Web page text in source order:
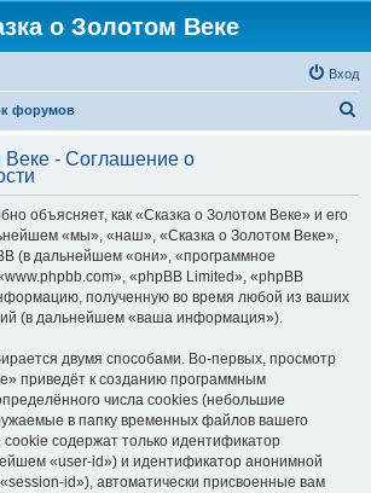
о Золотом Веке
Вход
форумов
с
Веке - Соглашение о
объясняет, как «Сказка о Золотом Веке» и его
«мы», «наш», «Сказка о Золотом Веке»,
(в дальнейшем «они», «программное
«phpBB Limited», «phpBB
полученную во время любой из ваших
(в дальнейшем «ваша информация»).
двумя способами. Во-первых, просмотр
приведёт к созданию программным
числа cookies (небольшие
в папку временных файлов вашего
содержат только идентификатор
«user-id») и идентификатор анонимной
id»), автоматически присвоенные вам